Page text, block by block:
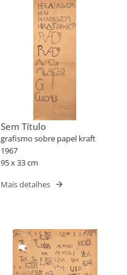
Sem Título
grafismo sobre papel kraft
1967
95 x 33 cm
Mais detalhes